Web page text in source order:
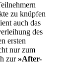
zu knüpfen
auch das
des
ersten
nur zum
zur»After-